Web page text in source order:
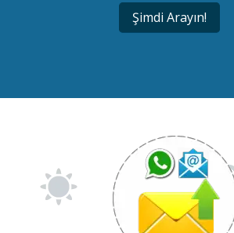
Şimdi Arayın!